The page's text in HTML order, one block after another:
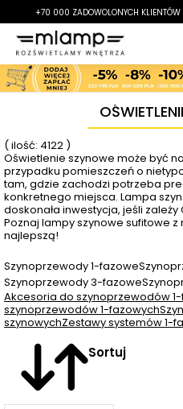
-7% LATO7
+70 000 ZADOWOLONYCH KLIENTÓW
|
( ilość: 4122 )
Oświetlenie szynowe może być
przypadku pomieszczeń o
tam, gdzie zachodzi potrzeba
konkretnego miejsca. Lampa
doskonała inwestycja, jeśli
Poznaj lampy szynowe sufitowe z
najlepszą!
Szynoprzewody 1-fazowe
Szynoprzewody 3-fazowe
Akcesoria do szynoprzewodów
szynoprzewodów 1-fazowych
szynowychZestawy systemów 1-
Sortuj